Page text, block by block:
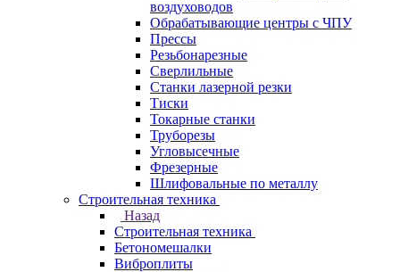
воздуховодов
Обрабатывающие центры с ЧПУ
Прессы
Резьбонарезные
Сверлильные
Станки лазерной резки
Тиски
Токарные станки
Труборезы
Угловысечные
Фрезерные
Шлифовальные по металлу
Строительная техника
Назад
Строительная техника
Бетономешалки
Виброплиты